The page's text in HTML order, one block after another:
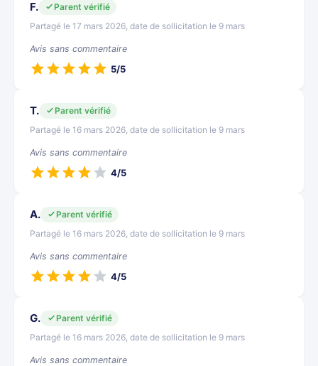
F.
Parent vérifié
Partagé le 17 mars 2026, date de sollicitation le 9 mars
Avis sans commentaire
5/5
T.
Parent vérifié
Partagé le 16 mars 2026, date de sollicitation le 9 mars
Avis sans commentaire
4/5
A.
Parent vérifié
Partagé le 16 mars 2026, date de sollicitation le 9 mars
Avis sans commentaire
4/5
G.
Parent vérifié
Partagé le 16 mars 2026, date de sollicitation le 9 mars
Avis sans commentaire